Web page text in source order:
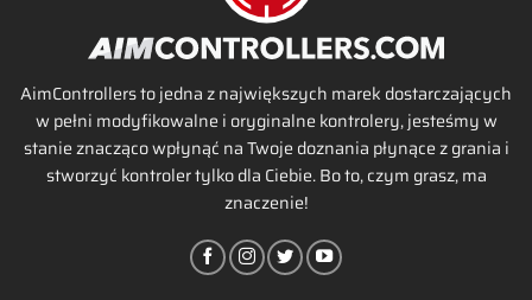
AimControllers to jedna z największych marek dostarczających
w pełni modyfikowalne i oryginalne kontrolery, jesteśmy w
stanie znacząco wpłynąć na Twoje doznania płynące z grania i
stworzyć kontroler tylko dla Ciebie. Bo to, czym grasz, ma
znaczenie!